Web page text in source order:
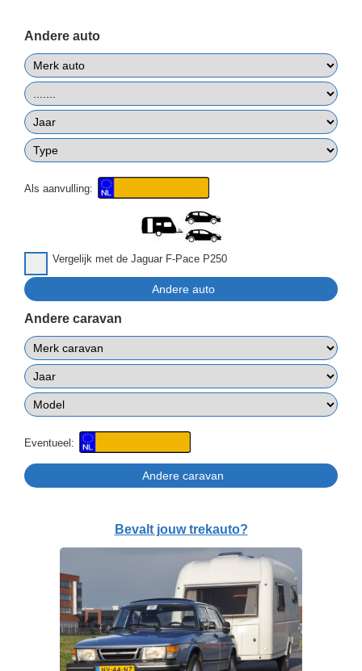
Andere auto
Als aanvulling:
Vergelijk met de Jaguar F-Pace P250
Andere caravan
Eventueel:
Bevalt jouw trekauto?